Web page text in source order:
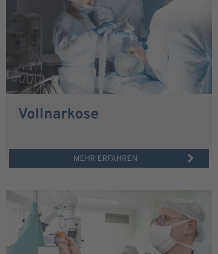
Vollnarkose
MEHR ERFAHREN